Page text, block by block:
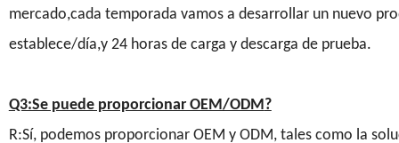
mercado,cada temporada vamos a desarrollar un nuevo
establece/día,y 24 horas de carga y descarga de prueba.
Q3:Se puede proporcionar OEM/ODM?
R:Sí, podemos proporcionar OEM y ODM, tales como la